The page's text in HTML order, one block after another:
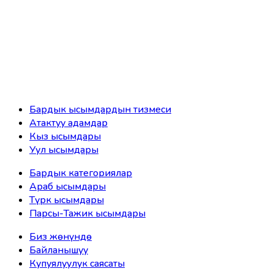
Бардык ысымдардын тизмеси
Атактуу адамдар
Кыз ысымдары
Уул ысымдары
Бардык категориялар
Араб ысымдары
Түрк ысымдары
Парсы-Тажик ысымдары
Биз жөнүндө
Байланышуу
Купуялуулук саясаты